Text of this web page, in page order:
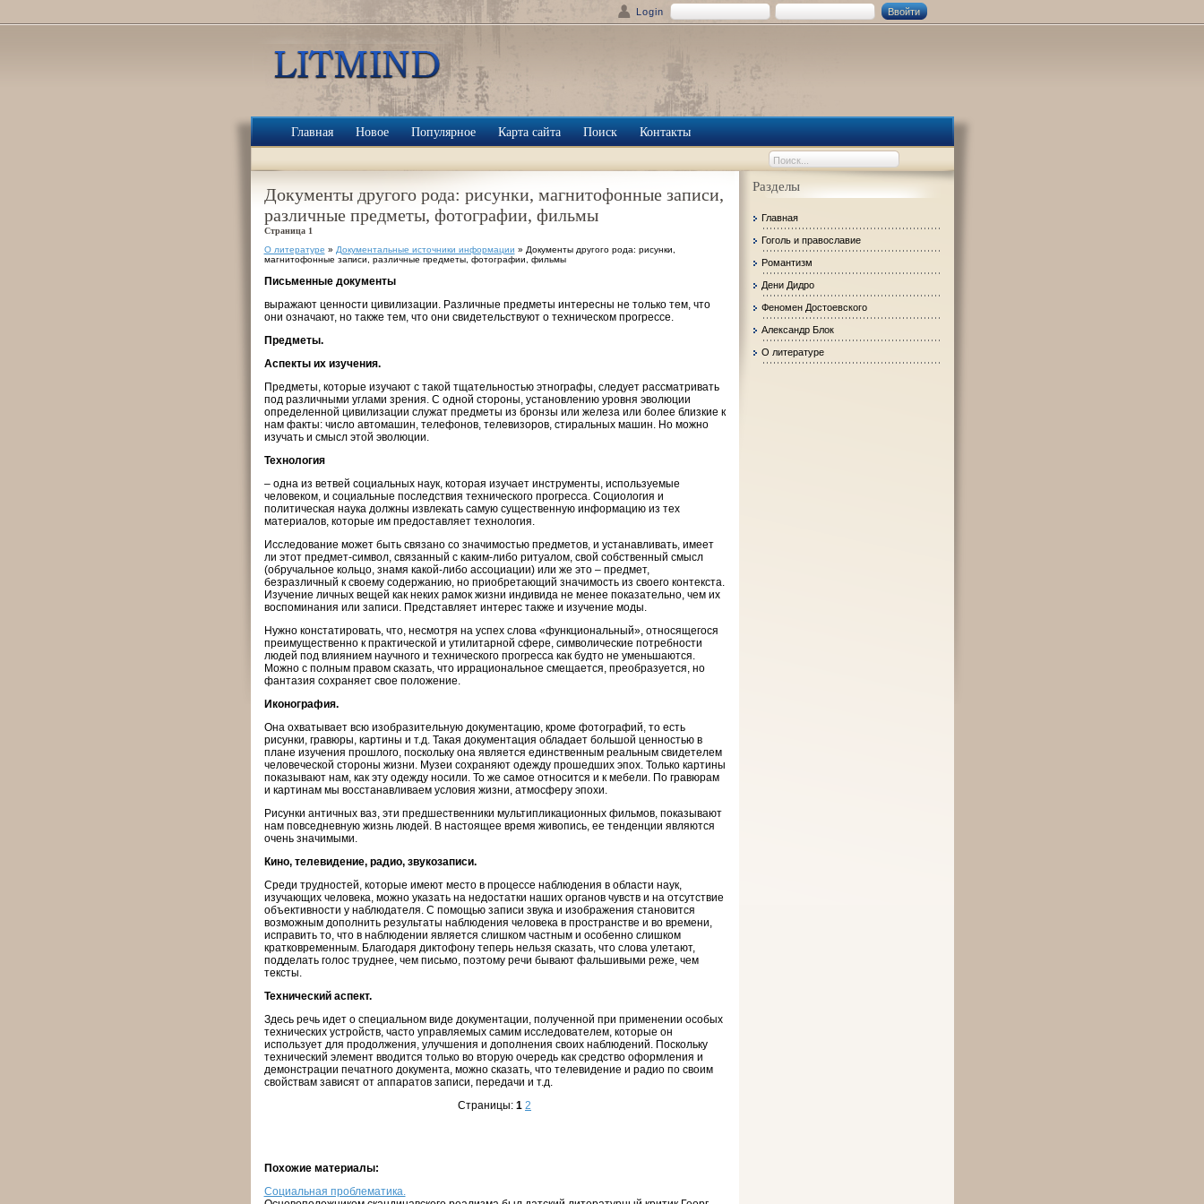
Login
Главная Новое Популярное Карта сайта Поиск Контакты
Документы другого рода: рисунки, магнитофонные записи,
различные предметы, фотографии, фильмы
Страница 1
О литературе » Документальные источники информации » Документы другого рода: рисунки,
магнитофонные записи, различные предметы, фотографии, фильмы
Письменные документы
выражают ценности цивилизации. Различные предметы интересны не только тем, что
они означают, но также тем, что они свидетельствуют о техническом прогрессе.
Предметы.
Аспекты их изучения.
Предметы, которые изучают с такой тщательностью этнографы, следует рассматривать
под различными углами зрения. С одной стороны, установлению уровня эволюции
определенной цивилизации служат предметы из бронзы или железа или более близкие к
нам факты: число автомашин, телефонов, телевизоров, стиральных машин. Но можно
изучать и смысл этой эволюции.
Технология
– одна из ветвей социальных наук, которая изучает инструменты, используемые
человеком, и социальные последствия технического прогресса. Социология и
политическая наука должны извлекать самую существенную информацию из тех
материалов, которые им предоставляет технология.
Исследование может быть связано со значимостью предметов, и устанавливать, имеет
ли этот предмет-символ, связанный с каким-либо ритуалом, свой собственный смысл
(обручальное кольцо, знамя какой-либо ассоциации) или же это – предмет,
безразличный к своему содержанию, но приобретающий значимость из своего контекста.
Изучение личных вещей как неких рамок жизни индивида не менее показательно, чем их
воспоминания или записи. Представляет интерес также и изучение моды.
Нужно констатировать, что, несмотря на успех слова «функциональный», относящегося
преимущественно к практической и утилитарной сфере, символические потребности
людей под влиянием научного и технического прогресса как будто не уменьшаются.
Можно с полным правом сказать, что иррациональное смещается, преобразуется, но
фантазия сохраняет свое положение.
Иконография.
Она охватывает всю изобразительную документацию, кроме фотографий, то есть
рисунки, гравюры, картины и т.д. Такая документация обладает большой ценностью в
плане изучения прошлого, поскольку она является единственным реальным свидетелем
человеческой стороны жизни. Музеи сохраняют одежду прошедших эпох. Только картины
показывают нам, как эту одежду носили. То же самое относится и к мебели. По гравюрам
и картинам мы восстанавливаем условия жизни, атмосферу эпохи.
Рисунки античных ваз, эти предшественники мультипликационных фильмов, показывают
нам повседневную жизнь людей. В настоящее время живопись, ее тенденции являются
очень значимыми.
Кино, телевидение, радио, звукозаписи.
Среди трудностей, которые имеют место в процессе наблюдения в области наук,
изучающих человека, можно указать на недостатки наших органов чувств и на отсутствие
объективности у наблюдателя. С помощью записи звука и изображения становится
возможным дополнить результаты наблюдения человека в пространстве и во времени,
исправить то, что в наблюдении является слишком частным и особенно слишком
кратковременным. Благодаря диктофону теперь нельзя сказать, что слова улетают,
подделать голос труднее, чем письмо, поэтому речи бывают фальшивыми реже, чем
тексты.
Технический аспект.
Здесь речь идет о специальном виде документации, полученной при применении особых
технических устройств, часто управляемых самим исследователем, которые он
использует для продолжения, улучшения и дополнения своих наблюдений. Поскольку
технический элемент вводится только во вторую очередь как средство оформления и
демонстрации печатного документа, можно сказать, что телевидение и радио по своим
свойствам зависят от аппаратов записи, передачи и т.д.
Страницы: 1 2
Похожие материалы:
Социальная проблематика.
Разделы
Главная
Гоголь и православие
Романтизм
Дени Дидро
Феномен Достоевского
Александр Блок
О литературе